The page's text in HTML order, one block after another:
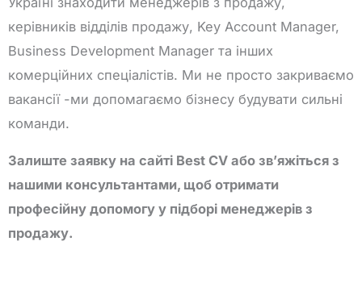
керівників відділів продажу, Key Account Manager,
Business Development Manager та інших
комерційних спеціалістів. Ми не просто закриваємо
вакансії -ми допомагаємо бізнесу будувати сильні
команди.
Залиште заявку на сайті Best CV або зв’яжіться з
нашими консультантами, щоб отримати
професійну допомогу у підборі менеджерів з
продажу.